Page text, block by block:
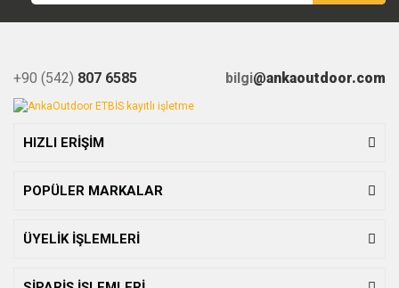
+90 (542) 807 6585 bilgi@ankaoutdoor.com
HIZLI ERİŞİM
POPÜLER MARKALAR
ÜYELİK İŞLEMLERİ